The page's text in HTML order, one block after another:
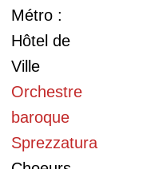
Métro :
Hôtel de
Ville
Orchestre
baroque
Sprezzatura